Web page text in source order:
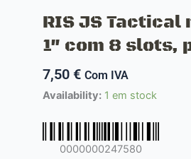
RIS JS Tactical
1″ com 8 slots,
7,50 € Com IVA
Availability: 1 em stock
0000000247580
Quantidade